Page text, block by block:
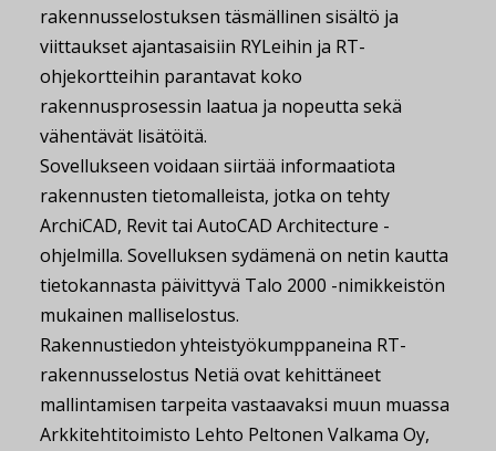
rakennusselostuksen täsmällinen sisältö ja
viittaukset ajantasaisiin RYLeihin ja RT-
ohjekortteihin parantavat koko
rakennusprosessin laatua ja nopeutta sekä
vähentävät lisätöitä.
Sovellukseen voidaan siirtää informaatiota
rakennusten tietomalleista, jotka on tehty
ArchiCAD, Revit tai AutoCAD Architecture -
ohjelmilla. Sovelluksen sydämenä on netin kautta
tietokannasta päivittyvä Talo 2000 -nimikkeistön
mukainen malliselostus.
Rakennustiedon yhteistyökumppaneina RT-
rakennusselostus Netiä ovat kehittäneet
mallintamisen tarpeita vastaavaksi muun muassa
Arkkitehtitoimisto Lehto Peltonen Valkama Oy,